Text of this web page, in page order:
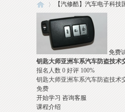
【汽修酷】汽车电子科技
免费
钥匙大师亚洲车系汽车防盗技术
报名人数 0 好评 100%
钥匙大师亚洲车系汽车防盗技术
免费
开始学习 咨询客服
课程介绍